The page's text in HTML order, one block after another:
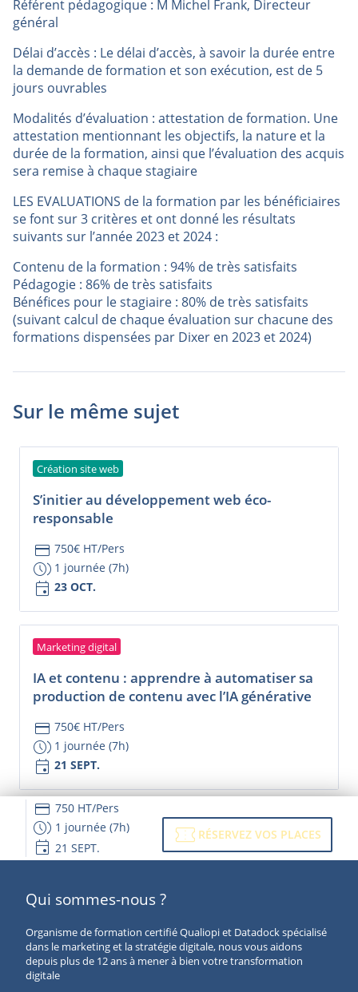
Référent pédagogique : M Michel Frank, Directeur
général
Délai d’accès : Le délai d’accès, à savoir la durée entre
la demande de formation et son exécution, est de 5
jours ouvrables
Modalités d’évaluation : attestation de formation. Une
attestation mentionnant les objectifs, la nature et la
durée de la formation, ainsi que l’évaluation des acquis
sera remise à chaque stagiaire
LES EVALUATIONS de la formation par les bénéficiaires
se font sur 3 critères et ont donné les résultats
suivants sur l’année 2023 et 2024 :
Contenu de la formation : 94% de très satisfaits
Pédagogie : 86% de très satisfaits
Bénéfices pour le stagiaire : 80% de très satisfaits
(suivant calcul de chaque évaluation sur chacune des
formations dispensées par Dixer en 2023 et 2024)
Sur le même sujet
Création site web
S’initier au développement web éco-
responsable
credit_card 750€ HT/Pers
browse_gallery 1 journée (7h)
event 23 OCT.
Marketing digital
IA et contenu : apprendre à automatiser sa
production de contenu avec l’IA générative
credit_card 750€ HT/Pers
browse_gallery 1 journée (7h)
event 21 SEPT.
credit_card 750 HT/Pers
browse_gallery 1 journée (7h)
event 21 SEPT. confirmation_number RÉSERVEZ VOS PLACES
Qui sommes-nous ?
Organisme de formation certifié Qualiopi et Datadock spécialisé
dans le marketing et la stratégie digitale, nous vous aidons
depuis plus de 12 ans à mener à bien votre transformation
digitale